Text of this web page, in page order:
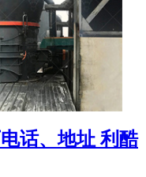
话、地址 利酷